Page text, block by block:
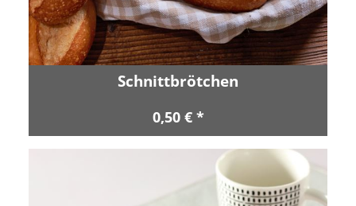
Schnittbrötchen
0,50 € *